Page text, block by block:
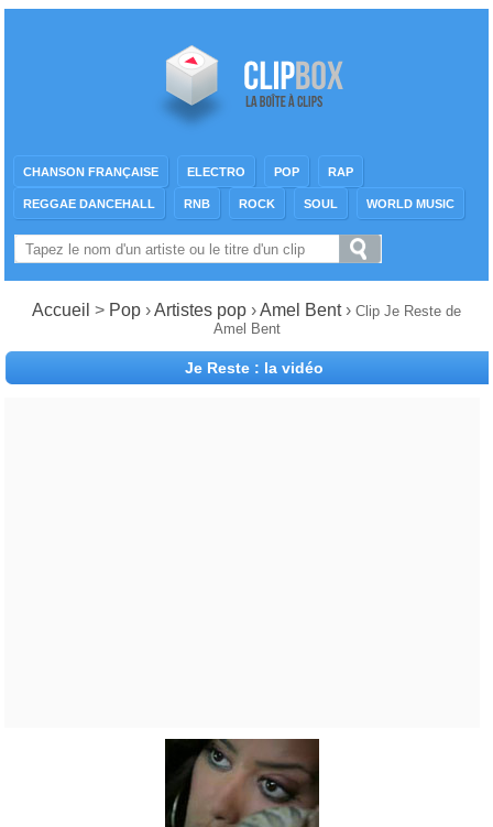
CHANSON FRANÇAISE ELECTRO POP RAP
REGGAE DANCEHALL RNB ROCK SOUL WORLD MUSIC
Accueil > Pop ›Artistes pop ›Amel Bent › Clip Je Reste de
Amel Bent
Je Reste : la vidéo